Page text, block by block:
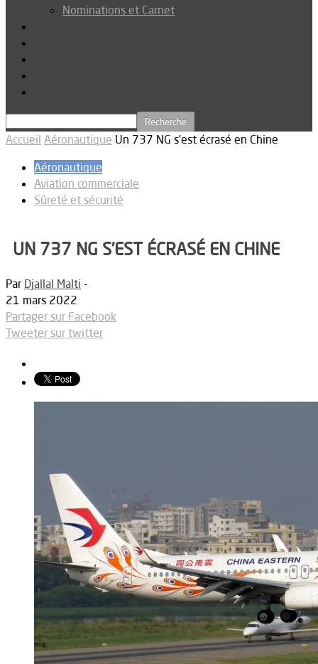
Nominations et Carnet
Accueil Aéronautique Un 737 NG s’est écrasé en Chine
Aéronautique
Aviation commerciale
Sûreté et sécurité
UN 737 NG S’EST ÉCRASÉ EN CHINE
Par Djallal Malti -
21 mars 2022
Partager sur Facebook
Tweeter sur twitter